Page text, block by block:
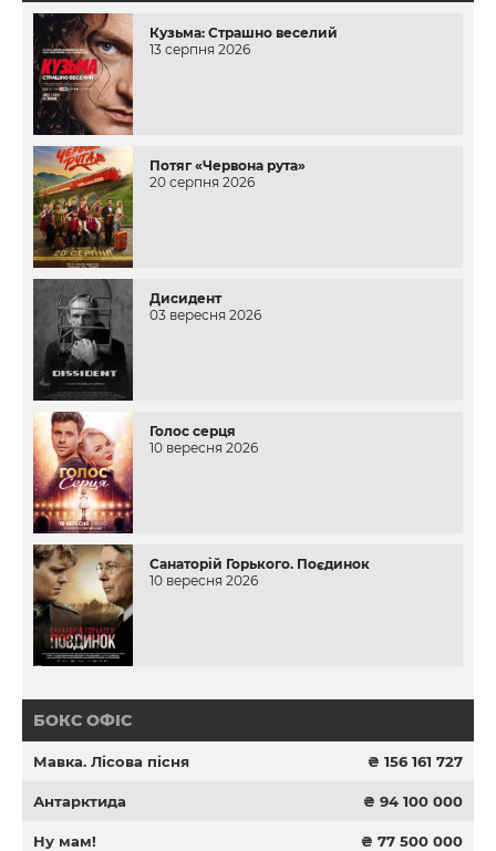
Кузьма: Страшно веселий
13 серпня 2026
Потяг «Червона рута»
20 серпня 2026
Дисидент
03 вересня 2026
Голос серця
10 вересня 2026
Санаторій Горького. Поєдинок
10 вересня 2026
БОКС ОФІС
Мавка. Лісова пісня ₴ 156 161 727
Антарктида ₴ 94 100 000
Ну мам! ₴ 77 500 000